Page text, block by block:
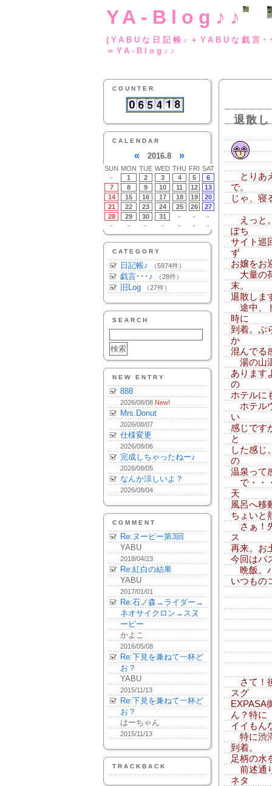
YA-Blog♪♪
(YABUな日記帳♪
＝YA-Blog♪♪
COUNTER
CALENDAR
« 2016.8 »
SUN MON TUE WED THU FRI SAT
-
1 2 3 4 5
6
7
8 9 10 11 12
13
14
15 16 17 18 19
20
21
22 23 24 25 26
27
28
29 30 31 - -
-
-
- - - - - -
CATEGORY
日記帳♪ （5974件）
戯言･･･♪ （28件）
旧Log （27件）
SEARCH
NEW ENTRY
888
2026/08/08 New!
Mrs.Donut
2026/08/07
仕様変更
2026/08/06
完成しちゃったねー♪
2026/08/05
なんか涼しいよ？
2026/08/04
COMMENT
Re:ヌーピー第3回
YABU
2018/04/23
Re:紅白の結果
YABU
2017/01/01
Re:石ノ森→ライダー→
ネオサイクロン→スヌ
ーピー
かよこ
2016/05/08
Re:下見を兼ねて一杯ど
お？
YABU
2015/11/13
Re:下見を兼ねて一杯ど
お？
はーちゃん
2015/11/13
TRACKBACK
退散
とりあ
で。
じゃ、寝
えっと
ぽち
サイト巡
ず
お嬢をお
大量の
末。
退散しま
途中、
時に
到着。ぶ
か
混んでる
湯の山
あります
の
ホテルに
ホテル
い
感じです
と
した感じ
の
温泉って
で・・
天
風呂へ移
ちょいと
さぁ！
ス
再来。お
今回はパ
晩飯。
いつもの
さて！
スグ
EXPASA
ん？特に
イイもん
特に渋
到着。
足柄の水
前述通
ネタ